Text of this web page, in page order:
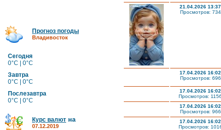
Прогноз погоды
Владивосток
Сегодня
0°C | 0°C
Завтра
0°C | 0°C
Послезавтра
0°C | 0°C
Курс валют на
07.12.2019
21.04.2026 13:37
Просмотров: 734
17.04.2026 16:02
Просмотров: 696
17.04.2026 16:02
Просмотров:
17.04.2026 16:02
Просмотров: 966
17.04.2026 16:02
Просмотров: